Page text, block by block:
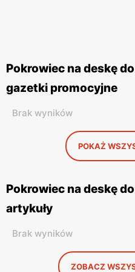
Pokrowiec na deskę
gazetki promocyjne
Brak wyników
POKAŻ
Pokrowiec na deskę
artykuły
Brak wyników
ZOBACZ